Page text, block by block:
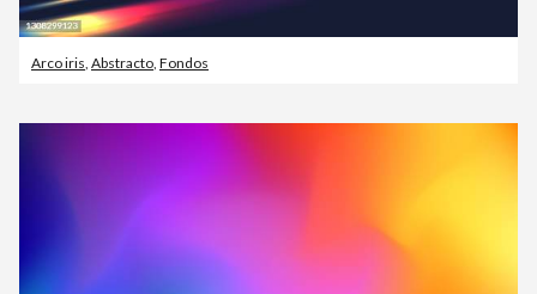
Arco iris, Abstracto, Fondos